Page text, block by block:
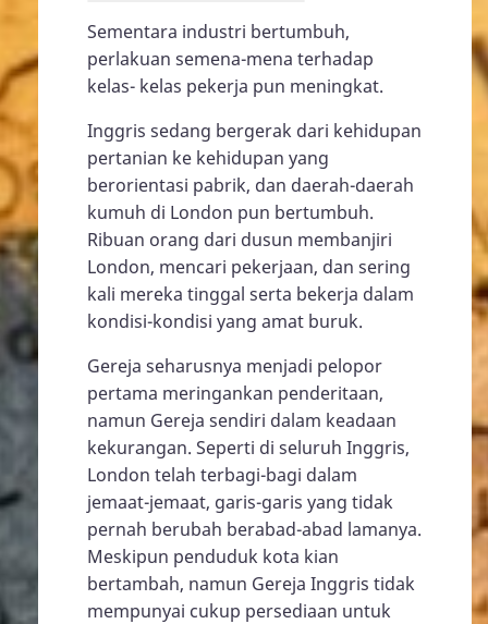
Sementara industri bertumbuh,
perlakuan semena-mena terhadap
kelas- kelas pekerja pun meningkat.
Inggris sedang bergerak dari kehidupan
pertanian ke kehidupan yang
berorientasi pabrik, dan daerah-daerah
kumuh di London pun bertumbuh.
Ribuan orang dari dusun membanjiri
London, mencari pekerjaan, dan sering
kali mereka tinggal serta bekerja dalam
kondisi-kondisi yang amat buruk.
Gereja seharusnya menjadi pelopor
pertama meringankan penderitaan,
namun Gereja sendiri dalam keadaan
kekurangan. Seperti di seluruh Inggris,
London telah terbagi-bagi dalam
jemaat-jemaat, garis-garis yang tidak
pernah berubah berabad-abad lamanya.
Meskipun penduduk kota kian
bertambah, namun Gereja Inggris tidak
mempunyai cukup persediaan untuk